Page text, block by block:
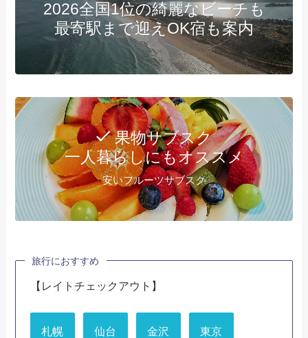
2026全国1位の綺麗なビーチも
最寄駅まで迎えOK宿も案内
果物サブスク
一人暮らしにもオススメ
安いフルーツサブスク
旅行におすすめ
【レイトチェックアウト】
札幌 仙台 金沢 東京